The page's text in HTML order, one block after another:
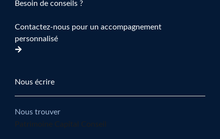
Besoin de conseils ?
Contactez-nous pour un accompagnement
personnalisé
Nous écrire
Nous trouver
Patrimoine Capital Conseil